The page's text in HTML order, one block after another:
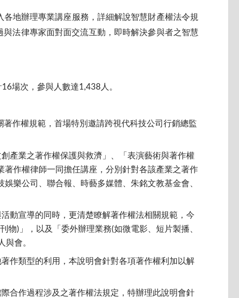
地辦理專業講座服務，詳細解說智慧財產權法令規
法律專家面對面交流互動，即時解決參與者之智慧
場次，參與人數達1,438人。
作權規範，首場特別邀請跨視代科技公司行銷總監
產業之著作權保護與救濟」、「表演藝術與著作權
作權律師一同擔任講座，分別針對各該產業之著作
樂公司、聯合報、時藝多媒體、朱銘文教基金會、
動宣導的同時，更清楚瞭解著作權法相關規範，今
物)」，以及「委外辦理業務(如微電影、短片製播、
與會。
作類型的利用，本說明會針對各項著作權利加以解
合作過程涉及之著作權法規定，特辦理此說明會針